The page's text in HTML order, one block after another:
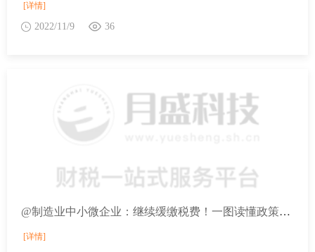
[详情]
2022/11/9 36
@制造业中小微企业：继续缓缴税费！一图读懂政策要点
[详情]